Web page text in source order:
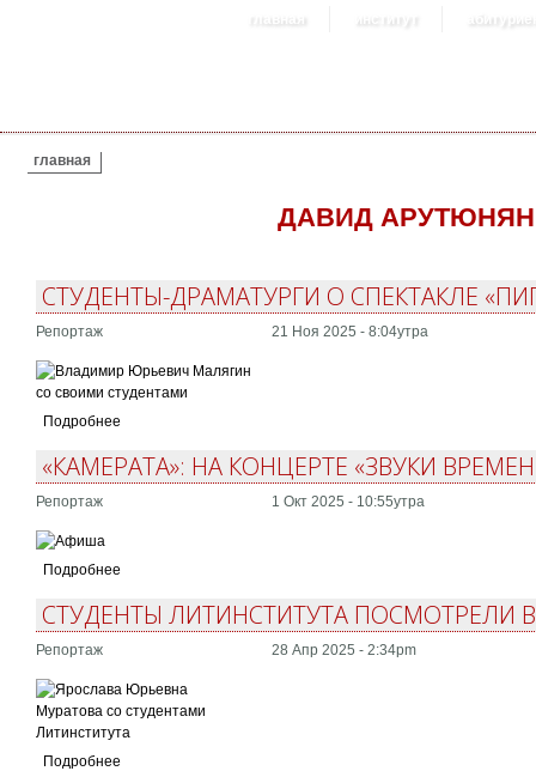
главная институт
ВЫ ЗДЕСЬ
главная
ДАВИД АРУТЮНЯН
СТУДЕНТЫ-ДРАМАТУРГИ О СПЕКТАКЛЕ
Репортаж 21 Ноя 2025 - 8:04утра
Подробнее
«КАМЕРАТА»: НА КОНЦЕРТЕ «ЗВУКИ
Репортаж 1 Окт 2025 - 10:55утра
Подробнее
СТУДЕНТЫ ЛИТИНСТИТУТА ПОСМОТРЕЛИ
Репортаж 28 Апр 2025 - 2:34pm
Подробнее